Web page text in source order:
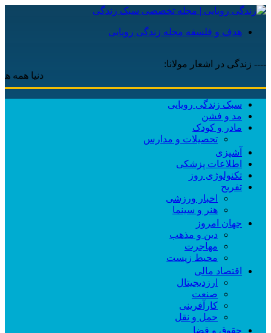
هدف و فلسفه مجله زندگی رویایی
---- زندگی در اشعار مولانا:
دنیا همه هیچ
سبک زندگی رویایی
مد و فشن
مادر و کودک
تحصیلات و مدارس
آشپزی
اطلاعات پزشکی
تکنولوژی روز
تفریح
اخبار ورزشی
هنر و سینما
جهان امروز
دین و مذهب
مهاجرت
محیط زیست
اقتصاد مالی
ارزدیجیتال
صنعت
کارآفرینی
حمل و نقل
حقوق و قضا